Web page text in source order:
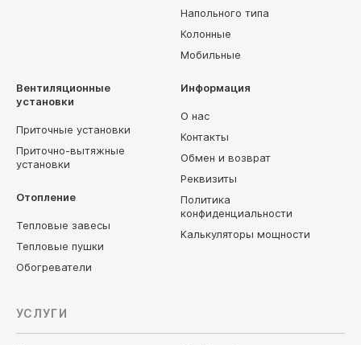
Напольного типа
Колонные
Мобильные
Вентиляционные
установки
Приточные установки
Приточно-вытяжные
установки
Отопление
Тепловые завесы
Тепловые пушки
Обогреватели
Информация
О нас
Контакты
Обмен и возврат
Реквизиты
Политика
конфиденциальности
Калькуляторы мощности
УСЛУГИ